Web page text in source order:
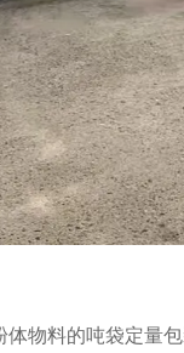
物料的吨袋定量